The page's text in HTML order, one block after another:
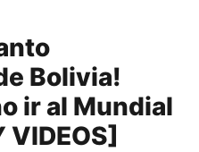
Bolivia!
ir al Mundial
VIDEOS]